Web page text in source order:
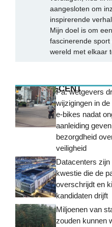
aangesloten om
inspirerende
Mijn doel is om
fascinerende
wereld met elkaar
MEEST RECENT
Pa. wetgevers
wijzigingen in
e-bikes nadat
aanleiding
bezorgdheid
veiligheid
Datacenters
kwestie die de
overschrijdt en
kandidaten drijft
Miljoenen van
zouden kunnen